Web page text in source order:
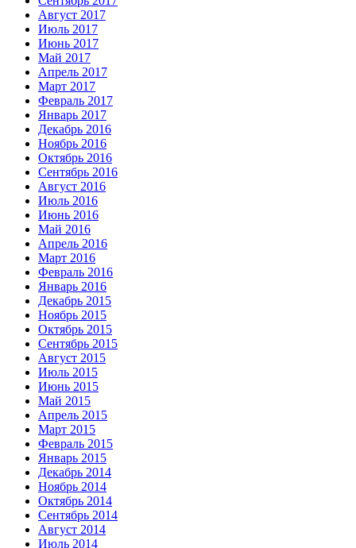
Август 2017
Июль 2017
Июнь 2017
Май 2017
Апрель 2017
Март 2017
Февраль 2017
Январь 2017
Декабрь 2016
Ноябрь 2016
Октябрь 2016
Сентябрь 2016
Август 2016
Июль 2016
Июнь 2016
Май 2016
Апрель 2016
Март 2016
Февраль 2016
Январь 2016
Декабрь 2015
Ноябрь 2015
Октябрь 2015
Сентябрь 2015
Август 2015
Июль 2015
Июнь 2015
Май 2015
Апрель 2015
Март 2015
Февраль 2015
Январь 2015
Декабрь 2014
Ноябрь 2014
Октябрь 2014
Сентябрь 2014
Август 2014
Июль 2014